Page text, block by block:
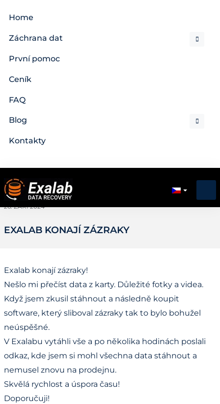
Home
Záchrana dat
První pomoc
Ceník
FAQ
Blog
Kontakty
26. ZÁŘÍ 2024
EXALAB KONAJÍ ZÁZRAKY
Exalab konají zázraky!
Nešlo mi přečíst data z karty. Důležité fotky a videa.
Když jsem zkusil stáhnout a následně koupit
software, který sliboval zázraky tak to bylo bohužel
neúspěšné.
V Exalabu vytáhli vše a po několika hodinách poslali
odkaz, kde jsem si mohl všechna data stáhnout a
nemusel znovu na prodejnu.
Skvělá rychlost a úspora času!
Doporučuji!